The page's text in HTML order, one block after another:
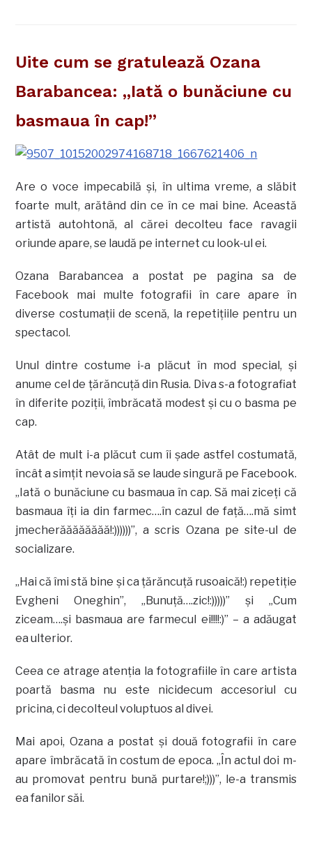
Uite cum se gratulează Ozana
Barabancea: „Iată o bunăciune cu
basmaua în cap!”
Are o voce impecabilă şi, în ultima vreme, a slăbit
foarte mult, arătând din ce în ce mai bine. Această
artistă autohtonă, al cărei decolteu face ravagii
oriunde apare, se laudă pe internet cu look-ul ei.
Ozana Barabancea a postat pe pagina sa de
Facebook mai multe fotografii în care apare în
diverse costumaţii de scenă, la repetiţiile pentru un
spectacol.
Unul dintre costume i-a plăcut în mod special, şi
anume cel de ţărăncuţă din Rusia. Diva s-a fotografiat
în diferite poziţii, îmbrăcată modest şi cu o basma pe
cap.
Atât de mult i-a plăcut cum îi şade astfel costumată,
încât a simţit nevoia să se laude singură pe Facebook.
„Iată o bunăciune cu basmaua în cap. Să mai ziceţi că
basmaua îţi ia din farmec….în cazul de faţă….mă simt
jmecherăăăăăăăă!:))))))”, a scris Ozana pe site-ul de
socializare.
„Hai că îmi stă bine şi ca ţărăncuţă rusoaică!:) repetiţie
Evgheni Oneghin”, „Bunuţă….zic!:)))))” şi „Cum
ziceam….şi basmaua are farmecul ei!!!!:)” – a adăugat
ea ulterior.
Ceea ce atrage atenţia la fotografiile în care artista
poartă basma nu este nicidecum accesoriul cu
pricina, ci decolteul voluptuos al divei.
Mai apoi, Ozana a postat şi două fotografii în care
apare îmbrăcată în costum de epoca.„În actul doi m-
au promovat pentru bună purtare!;)))”, le-a transmis
ea fanilor săi.